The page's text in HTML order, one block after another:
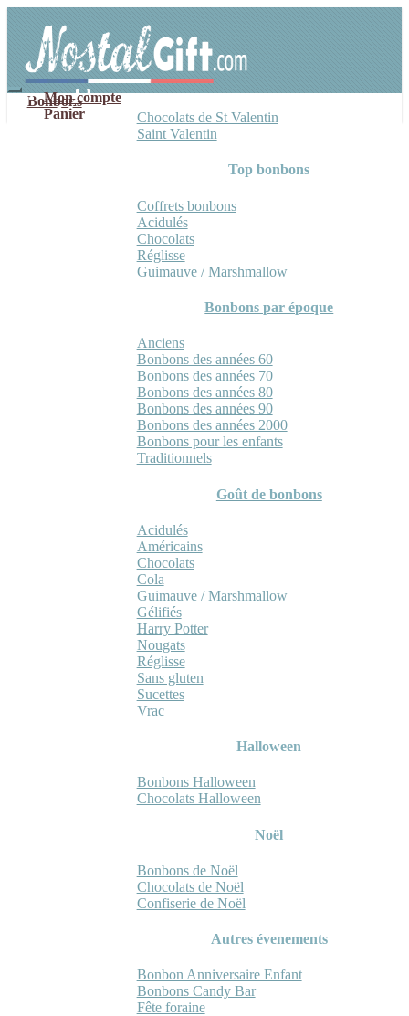
navigation
contenu
Mon compte
Panier
Bonbons
Chocolats de St Valentin
Saint Valentin
Top bonbons
Coffrets bonbons
Acidulés
Chocolats
Réglisse
Guimauve / Marshmallow
Bonbons par époque
Anciens
Bonbons des années 60
Bonbons des années 70
Bonbons des années 80
Bonbons des années 90
Bonbons des années 2000
Bonbons pour les enfants
Traditionnels
Goût de bonbons
Acidulés
Américains
Chocolats
Cola
Guimauve / Marshmallow
Gélifiés
Harry Potter
Nougats
Réglisse
Sans gluten
Sucettes
Vrac
Halloween
Bonbons Halloween
Chocolats Halloween
Noël
Bonbons de Noël
Chocolats de Noël
Confiserie de Noël
Autres évenements
Bonbon Anniversaire Enfant
Bonbons Candy Bar
Fête foraine